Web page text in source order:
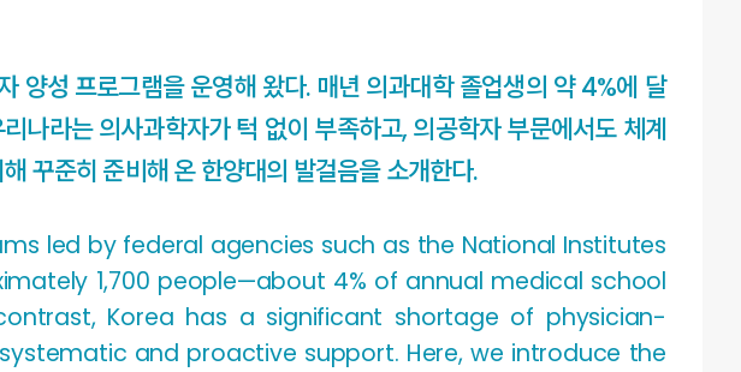
성 프로그램을 운영해 왔다. 매년 의과대학 졸업생의 약 4%에 달
나라는 의사과학자가 턱 없이 부족하고, 의공학자 부문에서도 체계
꾸준히 준비해 온 한양대의 발걸음을 소개한다.
led by federal agencies such as the National Institutes
1,700 people—about 4% of annual medical school
Korea has a significant shortage of physician-
and proactive support. Here, we introduce the